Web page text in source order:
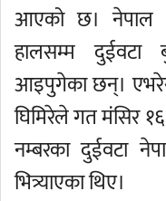
आएको छ। नेपाल
हालसम्म दुईवटा
आइपुगेका छन्।
घिमिरेले गत मंसिर
नम्बरका दुईवटा
भित्र्याएका थिए।